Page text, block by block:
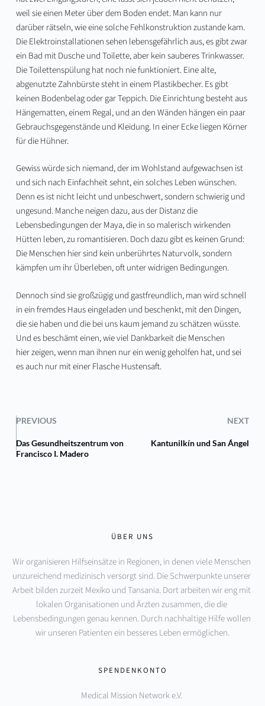
weil sie einen Meter über dem Boden endet. Man kann nur
darüber rätseln, wie eine solche Fehlkonstruktion zustande kam.
Die Elektroinstallationen sehen lebensgefährlich aus, es gibt zwar
ein Bad mit Dusche und Toilette, aber kein sauberes Trinkwasser.
Die Toilettenspülung hat noch nie funktioniert. Eine alte,
abgenutzte Zahnbürste steht in einem Plastikbecher. Es gibt
keinen Bodenbelag oder gar Teppich. Die Einrichtung besteht aus
Hängematten, einem Regal, und an den Wänden hängen ein paar
Gebrauchsgegenstände und Kleidung. In einer Ecke liegen Körner
für die Hühner.
Gewiss würde sich niemand, der im Wohlstand aufgewachsen ist
und sich nach Einfachheit sehnt, ein solches Leben wünschen.
Denn es ist nicht leicht und unbeschwert, sondern schwierig und
ungesund. Manche neigen dazu, aus der Distanz die
Lebensbedingungen der Maya, die in so malerisch wirkenden
Hütten leben, zu romantisieren. Doch dazu gibt es keinen Grund:
Die Menschen hier sind kein unberührtes Naturvolk, sondern
kämpfen um ihr Überleben, oft unter widrigen Bedingungen.
Dennoch sind sie großzügig und gastfreundlich, man wird schnell
in ein fremdes Haus eingeladen und beschenkt, mit den Dingen,
die sie haben und die bei uns kaum jemand zu schätzen wüsste.
Und es beschämt einen, wie viel Dankbarkeit die Menschen
hier zeigen, wenn man ihnen nur ein wenig geholfen hat, und sei
es auch nur mit einer Flasche Hustensaft.
PREVIOUS NEXT
Das Gesundheitszentrum von
Francisco I. Madero
Kantunilkín und San Ángel
ÜBER UNS
Wir organisieren Hilfseinsätze in Regionen, in denen viele Menschen
unzureichend medizinisch versorgt sind. Die Schwerpunkte unserer
Arbeit bilden zurzeit Mexiko und Tansania. Dort arbeiten wir eng mit
lokalen Organisationen und Ärzten zusammen, die die
Lebensbedingungen genau kennen. Durch nachhaltige Hilfe wollen
wir unseren Patienten ein besseres Leben ermöglichen.
SPENDENKONTO
Medical Mission Network e.V.